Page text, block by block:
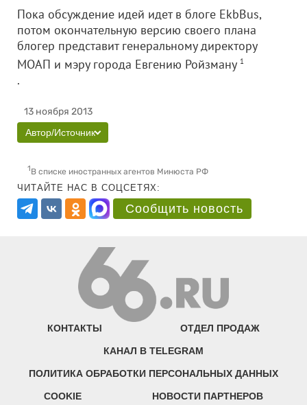
Пока обсуждение идей идет в блоге EkbBus,
потом окончательную версию своего плана
блогер представит генеральному директору
МОАП и мэру города Евгению Ройзману 1
.
13 ноября 2013
Автор/Источник
1В списке иностранных агентов Минюста РФ
ЧИТАЙТЕ НАС В СОЦСЕТЯХ:
Сообщить новость
КОНТАКТЫ ОТДЕЛ ПРОДАЖ
КАНАЛ В TELEGRAM
ПОЛИТИКА ОБРАБОТКИ ПЕРСОНАЛЬНЫХ ДАННЫХ
COOKIE НОВОСТИ ПАРТНЕРОВ